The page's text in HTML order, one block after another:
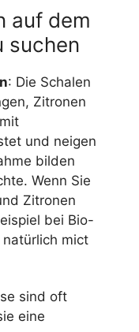
auf dem
suchen
: Die Schalen
Zitronen
und neigen
bilden
Wenn Sie
Zitronen
bei Bio-
natürlich mict
sind oft
eine